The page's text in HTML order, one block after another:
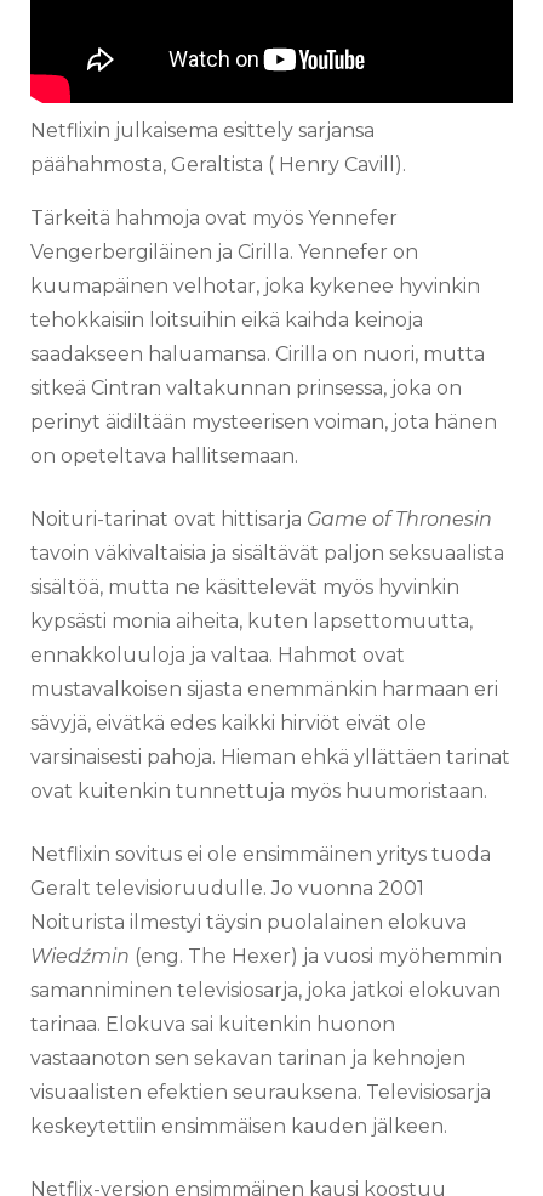
Netflixin julkaisema esittely sarjansa
päähahmosta, Geraltista ( Henry Cavill).
Tärkeitä hahmoja ovat myös Yennefer
Vengerbergiläinen ja Cirilla. Yennefer on
kuumapäinen velhotar, joka kykenee hyvinkin
tehokkaisiin loitsuihin eikä kaihda keinoja
saadakseen haluamansa. Cirilla on nuori, mutta
sitkeä Cintran valtakunnan prinsessa, joka on
perinyt äidiltään mysteerisen voiman, jota hänen
on opeteltava hallitsemaan.
Noituri-tarinat ovat hittisarja Game of Thronesin
tavoin väkivaltaisia ja sisältävät paljon seksuaalista
sisältöä, mutta ne käsittelevät myös hyvinkin
kypsästi monia aiheita, kuten lapsettomuutta,
ennakkoluuloja ja valtaa. Hahmot ovat
mustavalkoisen sijasta enemmänkin harmaan eri
sävyjä, eivätkä edes kaikki hirviöt eivät ole
varsinaisesti pahoja. Hieman ehkä yllättäen tarinat
ovat kuitenkin tunnettuja myös huumoristaan.
Netflixin sovitus ei ole ensimmäinen yritys tuoda
Geralt televisioruudulle. Jo vuonna 2001
Noiturista ilmestyi täysin puolalainen elokuva
Wiedźmin (eng. The Hexer) ja vuosi myöhemmin
samanniminen televisiosarja, joka jatkoi elokuvan
tarinaa. Elokuva sai kuitenkin huonon
vastaanoton sen sekavan tarinan ja kehnojen
visuaalisten efektien seurauksena. Televisiosarja
keskeytettiin ensimmäisen kauden jälkeen.
Netflix-version ensimmäinen kausi koostuu